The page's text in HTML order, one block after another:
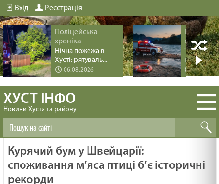
Вхід Реєстрація
Поліцейська
хроніка
Нічна пожежа в
Хусті: рятуваль...
06.08.2026
хроніка
Трагедія
купання
ХУСТ ІНФО
Новини Хуста та району
Курячий бум у Швейцарії:
споживання м’яса птиці б’є історичні
рекорди